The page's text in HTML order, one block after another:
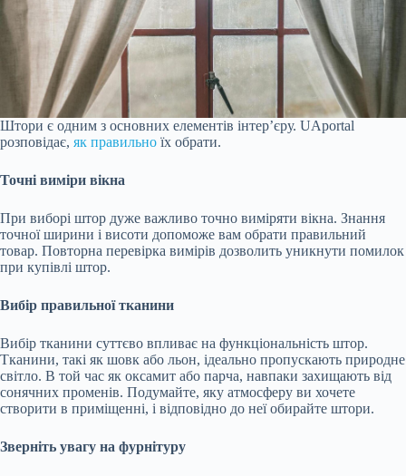
Штори є одним з основних елементів інтер’єру. UAportal
розповідає, як правильно їх обрати.
Точні виміри вікна
При виборі штор дуже важливо точно виміряти вікна. Знання
точної ширини і висоти допоможе вам обрати правильний
товар. Повторна перевірка вимірів дозволить уникнути помилок
при купівлі штор.
Вибір правильної тканини
Вибір тканини суттєво впливає на функціональність штор.
Тканини, такі як шовк або льон, ідеально пропускають природне
світло. В той час як оксамит або парча, навпаки захищають від
сонячних променів. Подумайте, яку атмосферу ви хочете
створити в приміщенні, і відповідно до неї обирайте штори.
Зверніть увагу на фурнітуру